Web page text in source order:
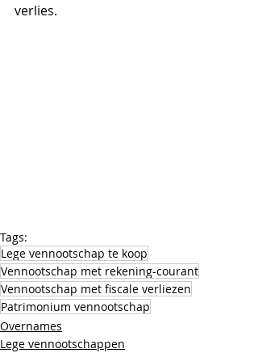
verlies.
Tags:
Lege vennootschap te koop
Vennootschap met rekening-courant
Vennootschap met fiscale verliezen
Patrimonium vennootschap
Overnames
Lege vennootschappen